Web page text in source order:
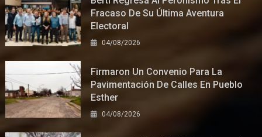
Fracaso De Su Última Aventura
Electoral
04/08/2026
Firmaron Un Convenio Para La
Pavimentación De Calles En Pueblo
Esther
04/08/2026